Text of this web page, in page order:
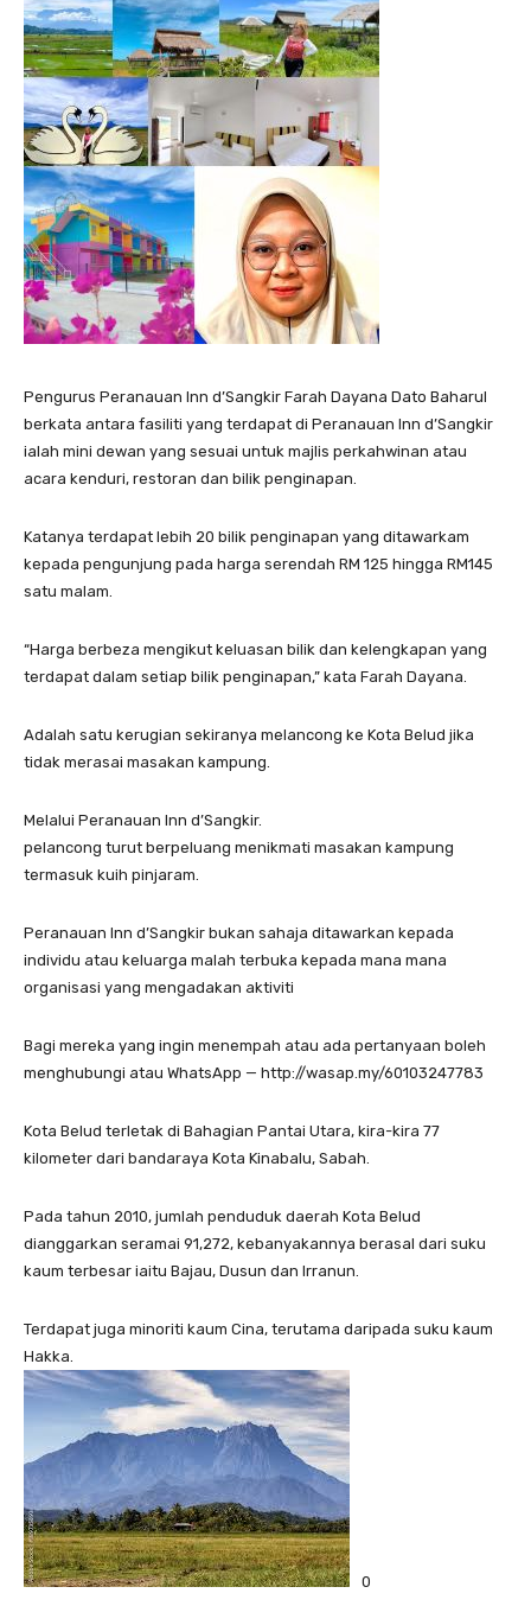
Pengurus Peranauan Inn d’Sangkir Farah Dayana Dato Baharul
berkata antara fasiliti yang terdapat di Peranauan Inn d’Sangkir
ialah mini dewan yang sesuai untuk majlis perkahwinan atau
acara kenduri, restoran dan bilik penginapan.
Katanya terdapat lebih 20 bilik penginapan yang ditawarkam
kepada pengunjung pada harga serendah RM 125 hingga RM145
satu malam.
“Harga berbeza mengikut keluasan bilik dan kelengkapan yang
terdapat dalam setiap bilik penginapan,” kata Farah Dayana.
Adalah satu kerugian sekiranya melancong ke Kota Belud jika
tidak merasai masakan kampung.
Melalui Peranauan Inn d’Sangkir.
pelancong turut berpeluang menikmati masakan kampung
termasuk kuih pinjaram.
Peranauan Inn d’Sangkir bukan sahaja ditawarkan kepada
individu atau keluarga malah terbuka kepada mana mana
organisasi yang mengadakan aktiviti
Bagi mereka yang ingin menempah atau ada pertanyaan boleh
menghubungi atau WhatsApp — http://wasap.my/60103247783
Kota Belud terletak di Bahagian Pantai Utara, kira-kira 77
kilometer dari bandaraya Kota Kinabalu, Sabah.
Pada tahun 2010, jumlah penduduk daerah Kota Belud
dianggarkan seramai 91,272, kebanyakannya berasal dari suku
kaum terbesar iaitu Bajau, Dusun dan Irranun.
Terdapat juga minoriti kaum Cina, terutama daripada suku kaum
Hakka.
0